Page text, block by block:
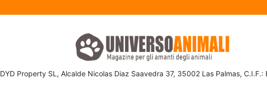
DYD Property SL, Alcalde Nicolas Diaz Saavedra 37, 35002 Las Palmas, C.I.F.: